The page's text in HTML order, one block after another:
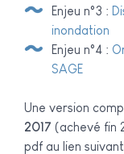
Enjeu n°3 :
inondation
Enjeu n°4 :
SAGE
Une version
2017 (achevé fin
pdf au lien